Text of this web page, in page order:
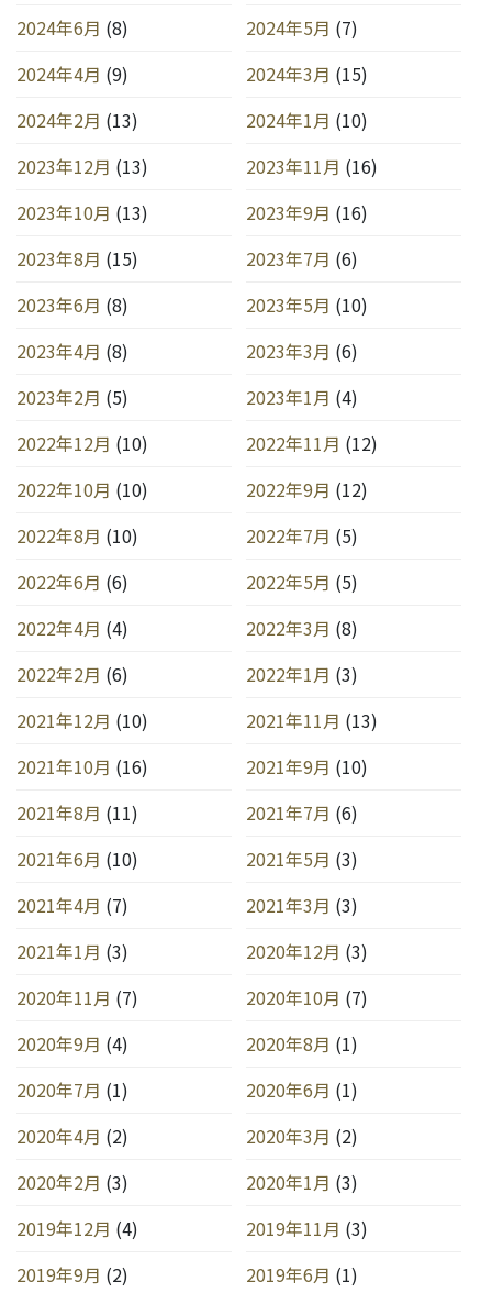
2024年6月 (8) 2024年5月 (7)
2024年4月 (9) 2024年3月 (15)
2024年2月 (13) 2024年1月 (10)
2023年12月 (13) 2023年11月 (16)
2023年10月 (13) 2023年9月 (16)
2023年8月 (15) 2023年7月 (6)
2023年6月 (8) 2023年5月 (10)
2023年4月 (8) 2023年3月 (6)
2023年2月 (5) 2023年1月 (4)
2022年12月 (10) 2022年11月 (12)
2022年10月 (10) 2022年9月 (12)
2022年8月 (10) 2022年7月 (5)
2022年6月 (6) 2022年5月 (5)
2022年4月 (4) 2022年3月 (8)
2022年2月 (6) 2022年1月 (3)
2021年12月 (10) 2021年11月 (13)
2021年10月 (16) 2021年9月 (10)
2021年8月 (11) 2021年7月 (6)
2021年6月 (10) 2021年5月 (3)
2021年4月 (7) 2021年3月 (3)
2021年1月 (3) 2020年12月 (3)
2020年11月 (7) 2020年10月 (7)
2020年9月 (4) 2020年8月 (1)
2020年7月 (1) 2020年6月 (1)
2020年4月 (2) 2020年3月 (2)
2020年2月 (3) 2020年1月 (3)
2019年12月 (4) 2019年11月 (3)
2019年9月 (2) 2019年6月 (1)